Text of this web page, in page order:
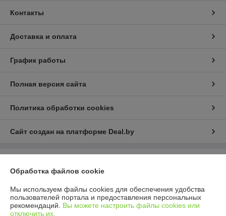
Контакты
Доставка и оплата
График работы
Полная версия сайта
Политика обработки cookies
Сайт создан на платформе Deal.by
220024, г. Минск, ул. Кижеватова 86А, к. 8
Регистрационный номер ЕГР: 193024685
Обработка файлов cookie
Мы используем файлы cookies для обеспечения удобства
пользователей портала и предоставления персональных
рекомендаций. Вы можете настроить файлы cookies или
отключить их.